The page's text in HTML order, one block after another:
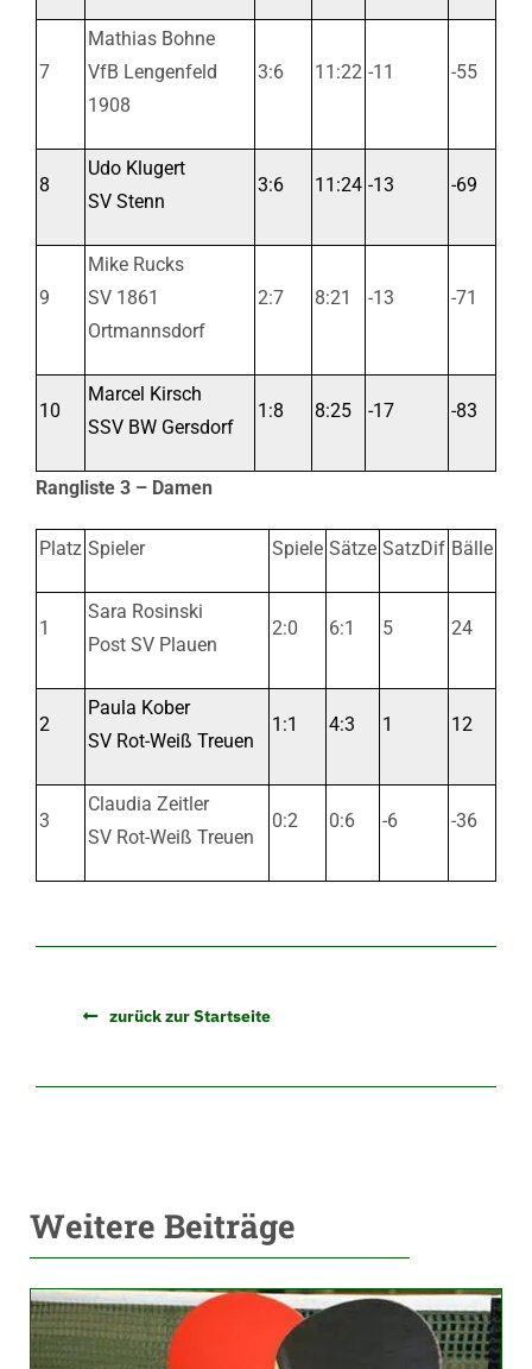
7
Mathias Bohne
VfB Lengenfeld
1908
3:6 11:22 -11 -55
8
Udo Klugert
SV Stenn
3:6 11:24 -13 -69
9
Mike Rucks
SV 1861
Ortmannsdorf
2:7 8:21 -13 -71
10
Marcel Kirsch
SSV BW Gersdorf
1:8 8:25 -17 -83
Rangliste 3 – Damen
Platz Spieler Spiele Sätze SatzDif Bälle
1
Sara Rosinski
Post SV Plauen
2:0 6:1 5 24
2
Paula Kober
SV Rot-Weiß Treuen
1:1 4:3 1 12
3
Claudia Zeitler
SV Rot-Weiß Treuen
0:2 0:6 -6 -36
zurück zur Startseite
Weitere Beiträge